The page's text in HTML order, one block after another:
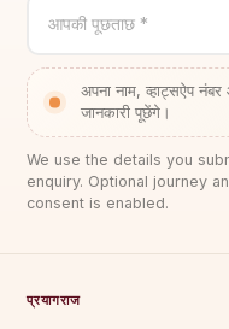
आपकी पूछताछ *
अपना नाम, व्हाट्सऐप
जानकारी पूछेंगे।
We use the details you
enquiry. Optional journey
consent is enabled.
प्रयागराज